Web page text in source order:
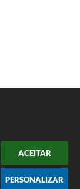
ACEITAR
PERSONALIZAR